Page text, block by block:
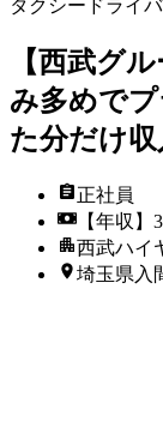
タクシードライ
【西武グ
み多めで
た分だけ収
正社員
【年収
西武ハイ
埼玉県入